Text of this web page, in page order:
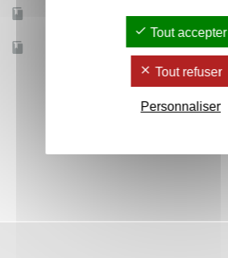
Mobilité d'études Oui
Accessible à distance Oui
Tout accepter
Tout refuser
Personnaliser